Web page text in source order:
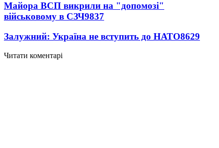
Майора ВСП викрили на "допомозі"
військовому в СЗЧ9837
Залужний: Україна не вступить до НАТО8629
Читати коментарі